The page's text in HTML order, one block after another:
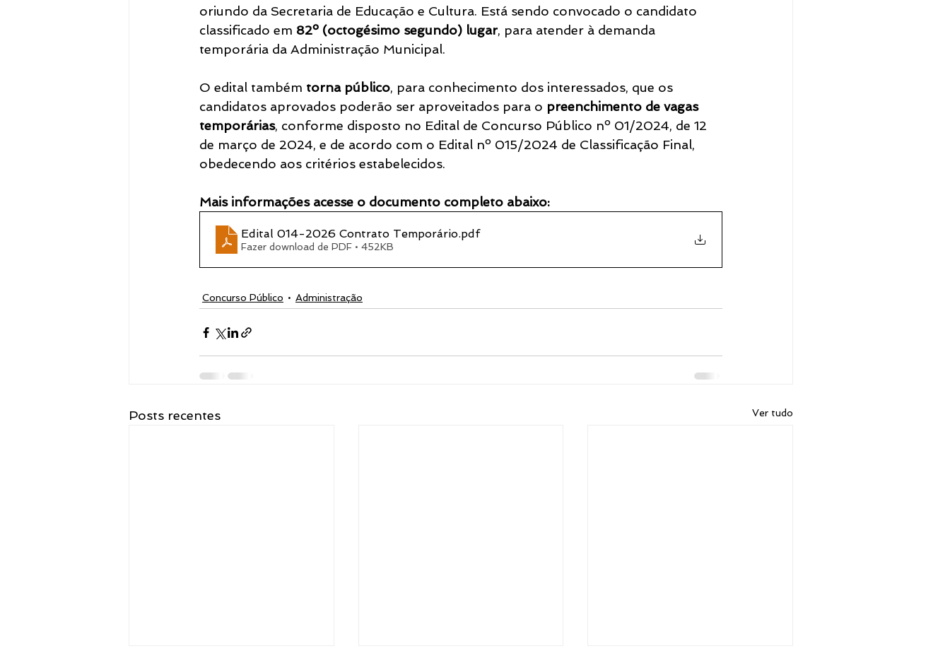
Meio Ambiente, Pesca e Agricultura CRAS Secretaria de Turismo e Desporto CONSELHO RPPS
oriundo da Secretaria de Educação e Cultura. Está sendo convocado o candidato
classificado em 82º (octogésimo segundo) lugar, para atender à demanda
temporária da Administração Municipal.
O edital também torna público, para conhecimento dos interessados, que os
candidatos aprovados poderão ser aproveitados para o preenchimento de vagas
temporárias, conforme disposto no Edital de Concurso Público nº 01/2024, de 12
de março de 2024, e de acordo com o Edital nº 015/2024 de Classificação Final,
obedecendo aos critérios estabelecidos.
Mais informações acesse o documento completo abaixo:
Edital 014-2026 Contrato Temporário.pdf
Fazer download de PDF • 452KB
Concurso Público Administração
Posts recentes Ver tudo